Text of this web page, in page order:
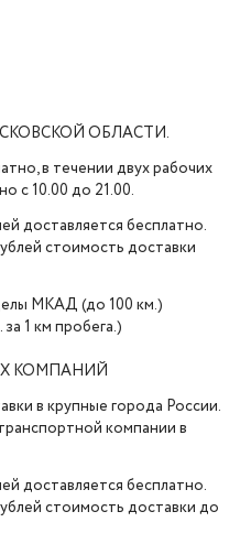
ОБЛАСТИ.
в течении двух рабочих
с 10.00 до 21.00.
доставляется бесплатно.
стоимость доставки
МКАД (до 100 км.)
1 км пробега.)
КОМПАНИЙ
в крупные города России.
компании в
доставляется бесплатно.
стоимость доставки до